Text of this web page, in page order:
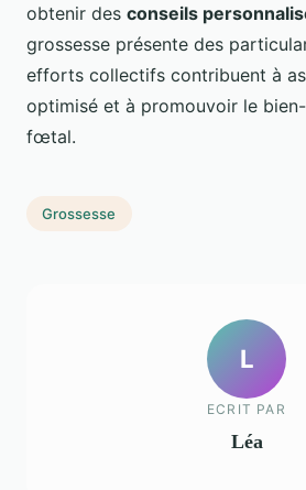
obtenir des conseils
grossesse présente des
efforts collectifs contribuent à
optimisé et à promouvoir le
fœtal.
Grossesse
L
ECRIT PAR
Léa